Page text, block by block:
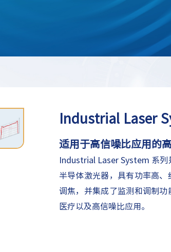
Industrial Laser
适用于高信噪比应用的
Industrial Laser System 系
半导体激光器，具有功率高
调焦，并集成了监测和调制
医疗以及高信噪比应用。